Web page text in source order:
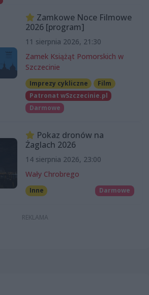
Zamkowe Noce Filmowe
2026 [program]
11 sierpnia 2026, 21:30
Zamek Książąt Pomorskich w
Szczecinie
Imprezy cykliczne
Film
Patronat wSzczecinie.pl
Darmowe
Pokaz dronów na
Żaglach 2026
14 sierpnia 2026, 23:00
Wały Chrobrego
Inne Darmowe